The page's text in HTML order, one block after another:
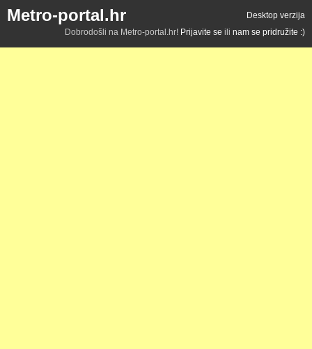
Metro-portal.hr
Desktop verzija
Dobrodošli na Metro-portal.hr! Prijavite se ili nam se pridružite :)